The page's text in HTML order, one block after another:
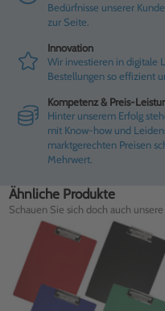
Bedürfnisse unserer
zur Seite.
Innovation
Wir investieren in digitale
Bestellungen so effizient
Kompetenz & Preis-
Hinter unserem Erfolg
mit Know-how und
marktgerechten Preisen
Mehrwert.
Ähnliche Produkte
Schauen Sie sich doch auch